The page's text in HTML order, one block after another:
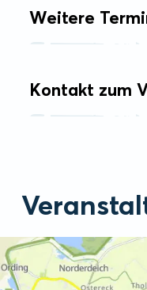
Weitere
Kontakt zum